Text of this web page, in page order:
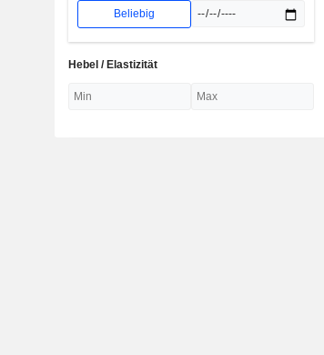
Beliebig
Hebel / Elastizität